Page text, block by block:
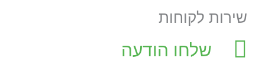
שירות לקוחות
שלחו הודעה